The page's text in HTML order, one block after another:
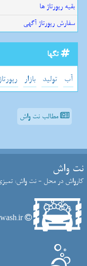
بقیه رپورتاژ ها
سفارش رپورتاژ آگهی
تگها
آب تولید بازار
مطالب نت واش
نت واش
کارواش در محل - نت واش:
netwash.ir - تمام حقوق سایت نت واش محفوظ است